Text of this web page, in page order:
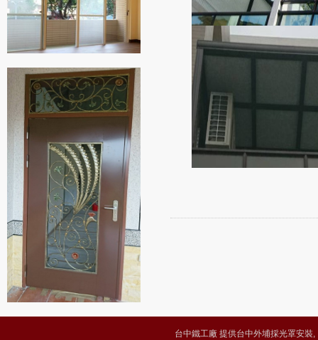
台中鐵工廠 提供台中外埔採光罩安